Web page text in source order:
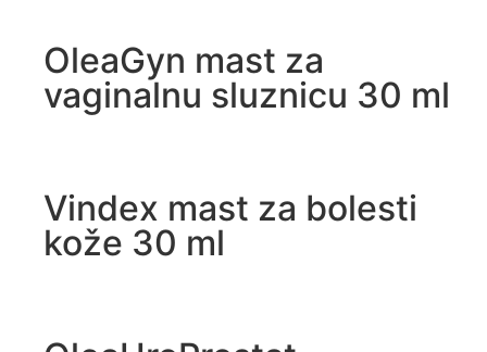
OleaGyn mast za
vaginalnu sluznicu 30 ml
Vindex mast za bolesti
kože 30 ml